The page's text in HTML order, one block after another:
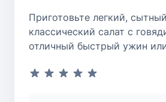
Приготовьте легкий,
классический салат с
отличный быстрый ужин